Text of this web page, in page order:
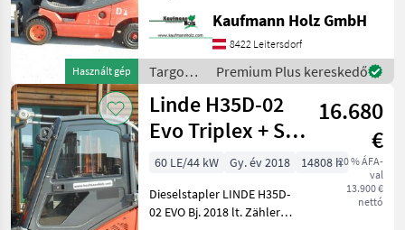
Használt gép
Hubkraft 2, 12 Meter
Bauhöhe 4, 60 Meter
Hubhöhe 27 KW VW-Motor -
Triplexfreihubm
Kaufmann Holz GmbH
8422 Leitersdorf
Targoncák
és
raktártechnika
/ Linde
Premium Plus kereskedő
Linde H35D-02
Evo Triplex + SS
+ 4. Kreis +
KLIMA
16.680
€
20 % ÁFA-
val
13.900 €
nettó
60 LE/44 kW Gy. év 2018
14808 h
Dieselstapler LINDE H35D-
02 EVO Bj. 2018 lt. Zähler